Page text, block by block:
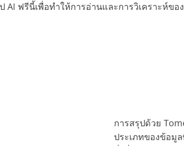
AI ฟรีนี้เพื่อทำให้การอ่านและการวิเคราะห์
การสรุปด้วย
ประเภทของข้อมู